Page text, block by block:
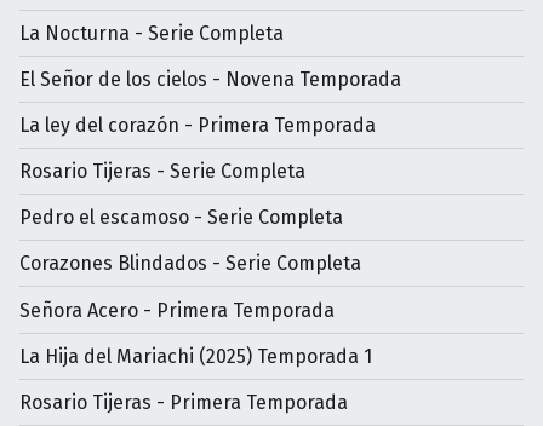
La Nocturna - Serie Completa
El Señor de los cielos - Novena Temporada
La ley del corazón - Primera Temporada
Rosario Tijeras - Serie Completa
Pedro el escamoso - Serie Completa
Corazones Blindados - Serie Completa
Señora Acero - Primera Temporada
La Hija del Mariachi (2025) Temporada 1
Rosario Tijeras - Primera Temporada